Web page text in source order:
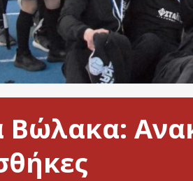
Βώλακα: